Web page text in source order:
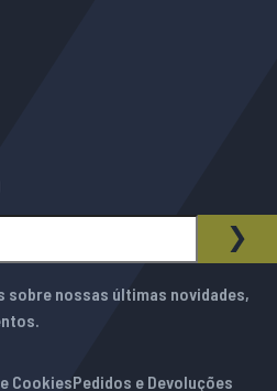
sobre nossas últimas novidades,
CookiesPedidos e Devoluções